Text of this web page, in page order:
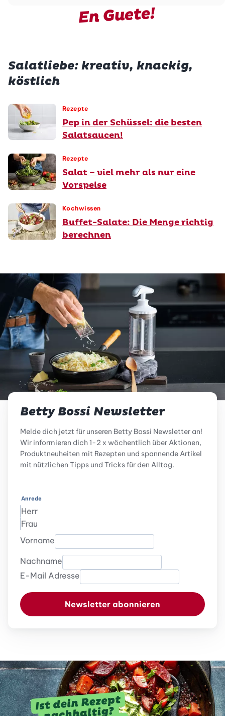
En Guete!
Salatliebe: kreativ, knackig,
köstlich
Rezepte
Pep in der Schüssel: die besten
Salatsaucen!
Rezepte
Salat – viel mehr als nur eine
Vorspeise
Kochwissen
Buffet-Salate: Die Menge richtig
berechnen
Betty Bossi Newsletter
Melde dich jetzt für unseren Betty Bossi Newsletter an!
Wir informieren dich 1-2 x wöchentlich über Aktionen,
Produktneuheiten mit Rezepten und spannende Artikel
mit nützlichen Tipps und Tricks für den Alltag.
Anrede
Herr
Frau
Vorname
Nachname
E-Mail Adresse
Newsletter abonnieren